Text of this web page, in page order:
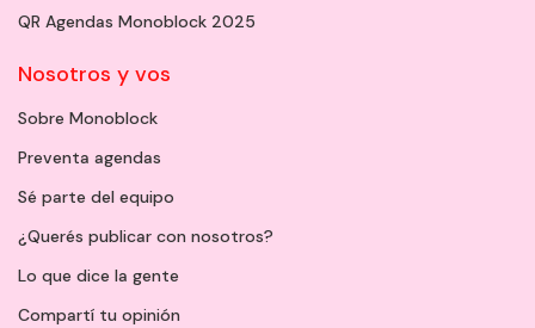
QR Agendas Monoblock 2025
Nosotros y vos
Sobre Monoblock
Preventa agendas
Sé parte del equipo
¿Querés publicar con nosotros?
Lo que dice la gente
Compartí tu opinión